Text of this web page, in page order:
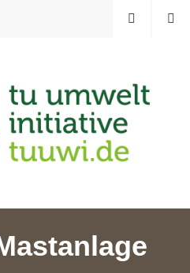
MENÜ
SUCHE